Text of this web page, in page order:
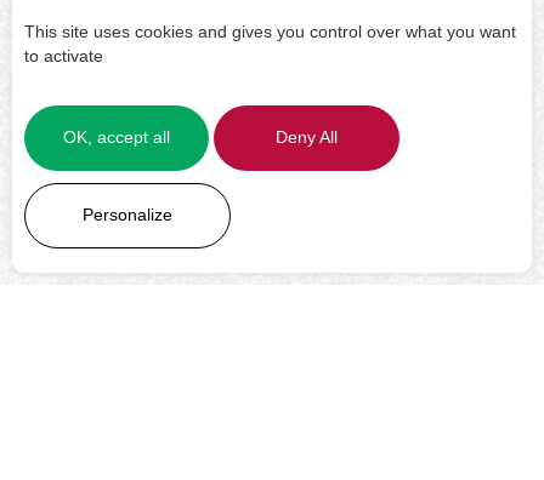
This site uses cookies and gives you control over what you want
to activate
OK, accept all Deny All
Personalize